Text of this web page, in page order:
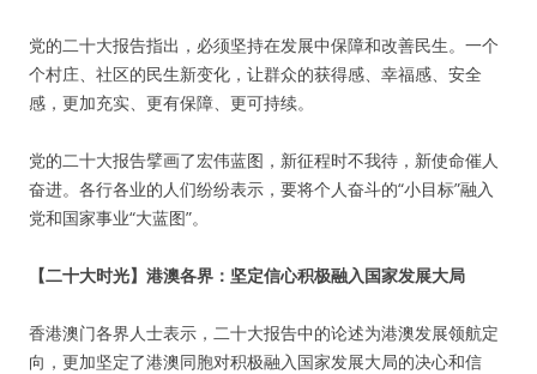
党的二十大报告指出，必须坚持在发展中保障和改善民生。一个
个村庄、社区的民生新变化，让群众的获得感、幸福感、安全
感，更加充实、更有保障、更可持续。
党的二十大报告擘画了宏伟蓝图，新征程时不我待，新使命催人
奋进。各行各业的人们纷纷表示，要将个人奋斗的“小目标”融入
党和国家事业“大蓝图”。
【二十大时光】港澳各界：坚定信心积极融入国家发展大局
香港澳门各界人士表示，二十大报告中的论述为港澳发展领航定
向，更加坚定了港澳同胞对积极融入国家发展大局的决心和信